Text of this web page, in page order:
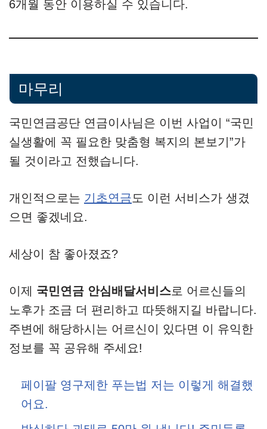
6개월 동안 이용하실 수 있습니다.
마무리
국민연금공단 연금이사님은 이번 사업이 “국민
실생활에 꼭 필요한 맞춤형 복지의 본보기”가
될 것이라고 전했습니다.
개인적으로는 기초연금도 이런 서비스가 생겼
으면 좋겠네요.
세상이 참 좋아졌죠?
이제 국민연금 안심배달서비스로 어르신들의
노후가 조금 더 편리하고 따뜻해지길 바랍니다.
주변에 해당하시는 어르신이 있다면 이 유익한
정보를 꼭 공유해 주세요!
페이팔 영구제한 푸는법 저는 이렇게 해결했
어요.